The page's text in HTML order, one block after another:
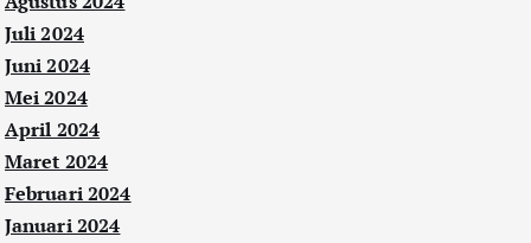
Juli 2024
Juni 2024
Mei 2024
April 2024
Maret 2024
Februari 2024
Januari 2024